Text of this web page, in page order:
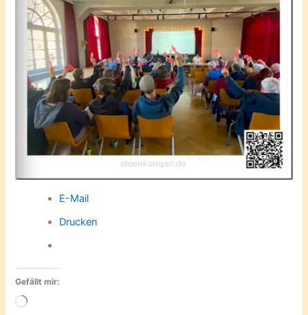
E-Mail
Drucken
Gefällt mir:
Wird